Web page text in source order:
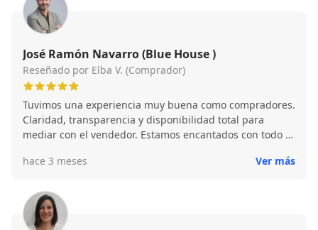
José Ramón Navarro (Blue House )
Reseñado por Elba V. (Comprador)
Tuvimos una experiencia muy buena como compradores.
Claridad, transparencia y disponibilidad total para
mediar con el vendedor. Estamos encantados con todo el
hace 3 meses
Ver más